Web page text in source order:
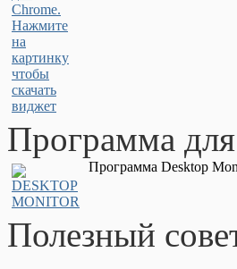
Программа
Программа Desktop
Полезный